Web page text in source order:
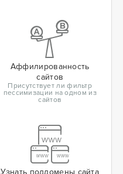
Аффилированность
сайтов
Присутствует ли фильтр
пессимизации на одном из
сайтов
Узнать поддомены сайта